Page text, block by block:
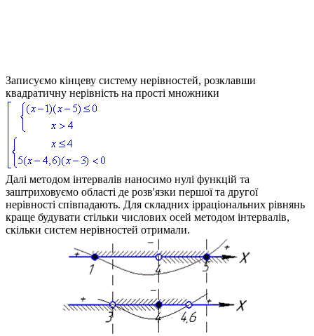
Записуємо кінцеву систему нерівностей, розклавши
квадратичну нерівність на прості множники
Далі методом інтервалів наносимо нулі функцій та
заштриховуємо області де розв'язки першої та другої
нерівності співпадають. Для складних ірраціональних рівнянь
краще будувати стільки числових осей методом інтервалів,
скільки систем нерівностей отримали.